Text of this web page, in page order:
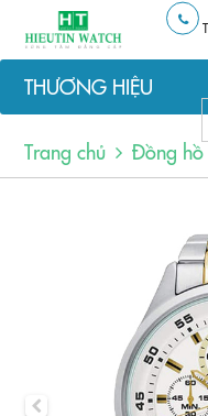
THƯƠNG HIỆU
Trang chủ Đồng hồ